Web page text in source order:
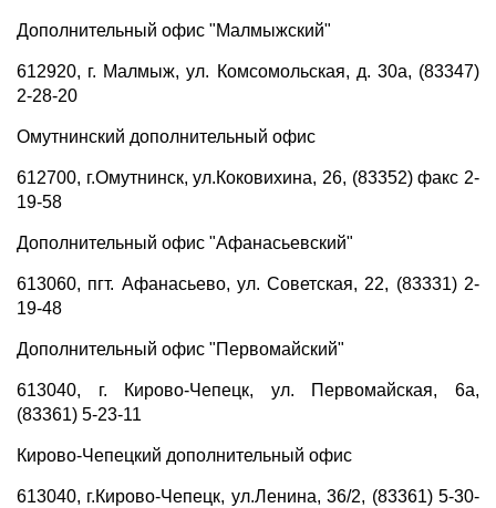
Дополнительный офис "Малмыжский"
612920, г. Малмыж, ул. Комсомольская, д. 30а, (83347)
2-28-20
Омутнинский дополнительный офис
612700, г.Омутнинск, ул.Коковихина, 26, (83352) факс 2-
19-58
Дополнительный офис "Афанасьевский"
613060, пгт. Афанасьево, ул. Советская, 22, (83331) 2-
19-48
Дополнительный офис "Первомайский"
613040, г. Кирово-Чепецк, ул. Первомайская, 6а,
(83361) 5-23-11
Кирово-Чепецкий дополнительный офис
613040, г.Кирово-Чепецк, ул.Ленина, 36/2, (83361) 5-30-